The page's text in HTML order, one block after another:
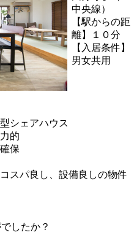
中央線）
【駅からの距
離】１０分
【入居条件】
男女共用
シェアハウス
的
保
スパ良し、設備良しの物件
したか？